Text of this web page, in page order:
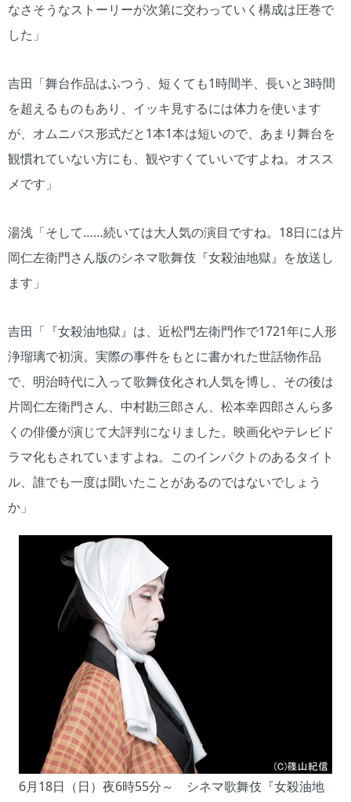
なさそうなストーリーが次第に交わっていく構成は圧巻で
した」
吉田「舞台作品はふつう、短くても1時間半、長いと3時間
を超えるものもあり、イッキ見するには体力を使います
が、オムニバス形式だと1本1本は短いので、あまり舞台を
観慣れていない方にも、観やすくていいですよね。オスス
メです」
湯浅「そして……続いては大人気の演目ですね。18日には片
岡仁左衛門さん版のシネマ歌舞伎『女殺油地獄』を放送し
ます」
吉田「『女殺油地獄』は、近松門左衛門作で1721年に人形
浄瑠璃で初演。実際の事件をもとに書かれた世話物作品
で、明治時代に入って歌舞伎化され人気を博し、その後は
片岡仁左衛門さん、中村勘三郎さん、松本幸四郎さんら多
くの俳優が演じて大評判になりました。映画化やテレビド
ラマ化もされていますよね。このインパクトのあるタイト
ル、誰でも一度は聞いたことがあるのではないでしょう
か」
6月18日（日）夜6時55分～ シネマ歌舞伎『女殺油地